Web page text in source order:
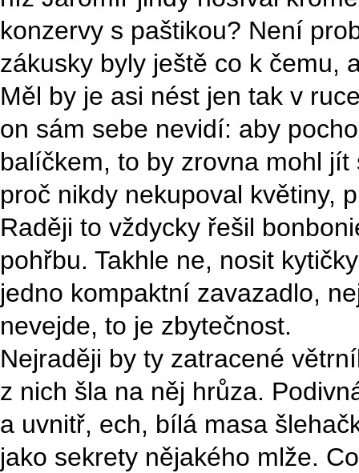
konzervy s paštikou? Není
zákusky byly ještě co k čemu,
Měl by je asi nést jen tak v
on sám sebe nevidí: aby
balíčkem, to by zrovna mohl
proč nikdy nekupoval květiny,
Raději to vždycky řešil
pohřbu. Takhle ne, nosit
jedno kompaktní zavazadlo,
nevejde, to je zbytečnost.
Nejraději by ty zatracené
z nich šla na něj hrůza.
a uvnitř, ech, bílá masa
jako sekrety nějakého mlže.